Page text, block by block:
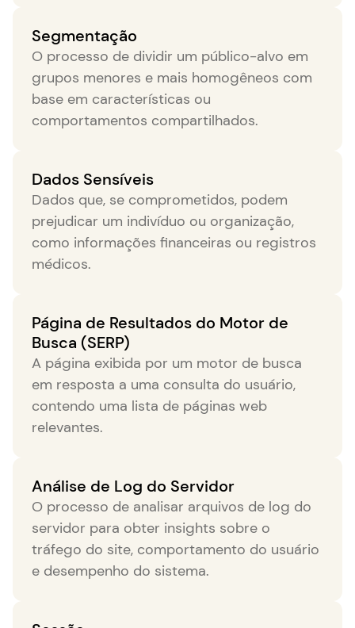
Segmentação
O processo de dividir um público-alvo em
grupos menores e mais homogêneos com
base em características ou
comportamentos compartilhados.
Dados Sensíveis
Dados que, se comprometidos, podem
prejudicar um indivíduo ou organização,
como informações financeiras ou registros
médicos.
Página de Resultados do Motor de
Busca (SERP)
A página exibida por um motor de busca
em resposta a uma consulta do usuário,
contendo uma lista de páginas web
relevantes.
Análise de Log do Servidor
O processo de analisar arquivos de log do
servidor para obter insights sobre o
tráfego do site, comportamento do usuário
e desempenho do sistema.